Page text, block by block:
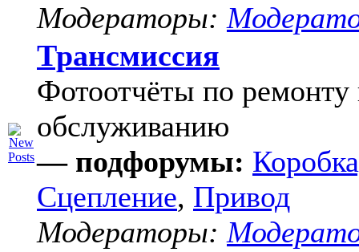
Модераторы:
Трансмиссия
Фотоотчёты по ремонту
обслуживанию
— подфорумы:
Сцепление, Привод
Модераторы: